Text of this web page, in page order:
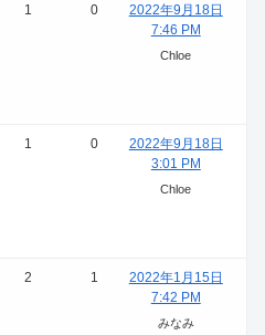
1 0
2022年9月18日
7:46 PM
Chloe
1 0
2022年9月18日
3:01 PM
Chloe
2 1
2022年1月15日
7:42 PM
みなみ